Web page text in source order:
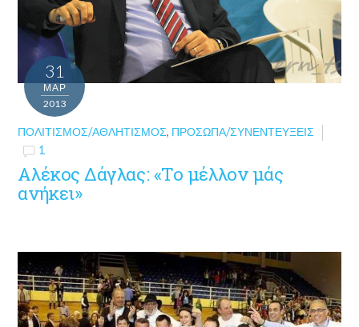
31
ΜΑΡ
2013
ΠΟΛΙΤΙΣΜΌΣ/ΑΘΛΗΤΙΣΜΌΣ, ΠΡΌΣΩΠΑ/ΣΥΝΕΝΤΕΎΞΕΙΣ
1
Αλέκος Δάγλας: «Το μέλλον μάς
ανήκει»